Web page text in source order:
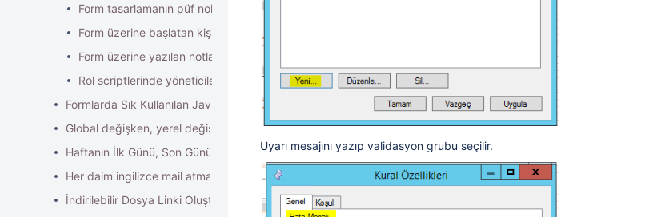
Form tasarlamanın püf noktaları nelerdir?
Form üzerine başlatan kişinin bilgileri getirme
Form üzerine yazılan notları form datasına eklenmesi ve listelenmesi nasıl olur?
Rol scriptlerinde yöneticiler nasıl bulunur?
Formlarda Sık Kullanılan Javascript Kodları
Global değişken, yerel değişken tanımlama nasıl yapılır?
Haftanın İlk Günü, Son Günü, Yılın İlk Günü ve Özelleştirilmiş Tarih Oluşturma
Her daim ingilizce mail atma mail template
İndirilebilir Dosya Linki Oluşturma
Uyarı mesajını yazıp validasyon grubu seçilir.